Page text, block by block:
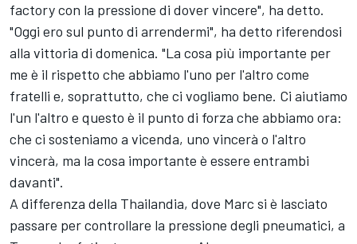
factory con la pressione di dover vincere", ha detto.
"Oggi ero sul punto di arrendermi", ha detto riferendosi
alla vittoria di domenica. "La cosa più importante per
me è il rispetto che abbiamo l'uno per l'altro come
fratelli e, soprattutto, che ci vogliamo bene. Ci aiutiamo
l'un l'altro e questo è il punto di forza che abbiamo ora:
che ci sosteniamo a vicenda, uno vincerà o l'altro
vincerà, ma la cosa importante è essere entrambi
davanti".
A differenza della Thailandia, dove Marc si è lasciato
passare per controllare la pressione degli pneumatici, a